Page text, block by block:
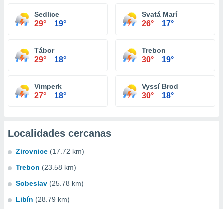
Sedlice
29° 19°
Svatá Marí
26° 17°
Tábor
29° 18°
Trebon
30° 19°
Vimperk
27° 18°
Vyssí Brod
30° 18°
Localidades cercanas
Zirovnice (17.72 km)
Trebon (23.58 km)
Sobeslav (25.78 km)
Libín (28.79 km)